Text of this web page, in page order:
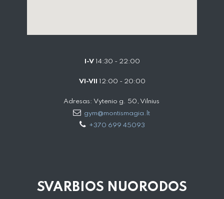
I-V14:30 - 22:00
VI-VII 12:00 - 20:00
Adresas: Vytenio g. 50, Vilnius
gym@montismagia.lt
+370 699 45093
SVARBIOS NUORODOS